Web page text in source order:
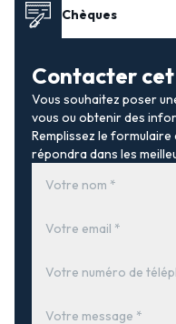
Chèques
Contacter
Vous souhaitez poser
vous ou obtenir des
Remplissez le
répondra dans les